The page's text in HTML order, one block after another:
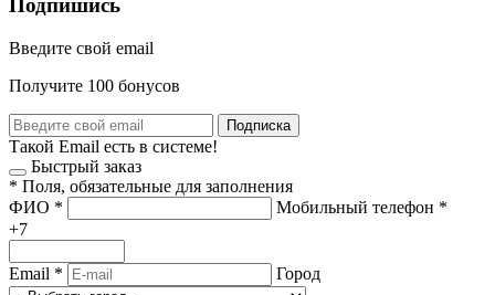
Подпишись
Введите свой email
Получите 100 бонусов
Подписка
Такой Email есть в системе!
Быстрый заказ
* Поля, обязательные для заполнения
ФИО * Мобильный телефон *
+7
Email * Город